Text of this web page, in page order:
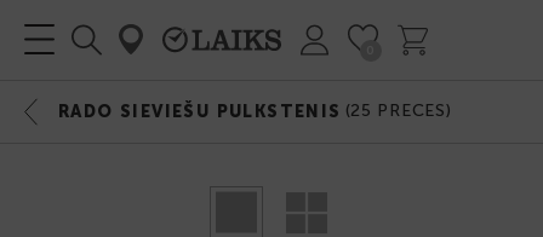
RADO SIEVIEŠU PULKSTENIS (25 PRECES)